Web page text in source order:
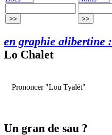
en graphie alibertine :
Lo Chalet
Prononcer "Lou Tyalét"
Un gran de sau ?